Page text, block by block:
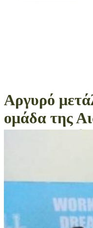
Αργυρό
ομάδα της